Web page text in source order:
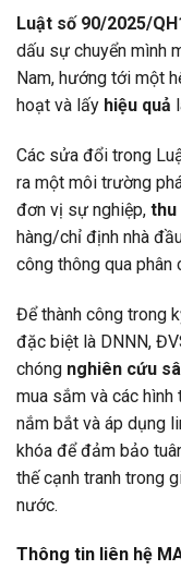
Luật số 90/2025/
dấu sự chuyển mình
Nam, hướng tới một
hoạt và lấy hiệu quả
Các sửa đổi trong
ra một môi trường
đơn vị sự nghiệp, thu
hàng/chỉ định nhà
công thông qua phân
Để thành công trong
đặc biệt là DNNN,
chóng nghiên cứu
mua sắm và các
nắm bắt và áp dụng
khóa để đảm bảo
thế cạnh tranh trong
nước.
Thông tin liên hệ